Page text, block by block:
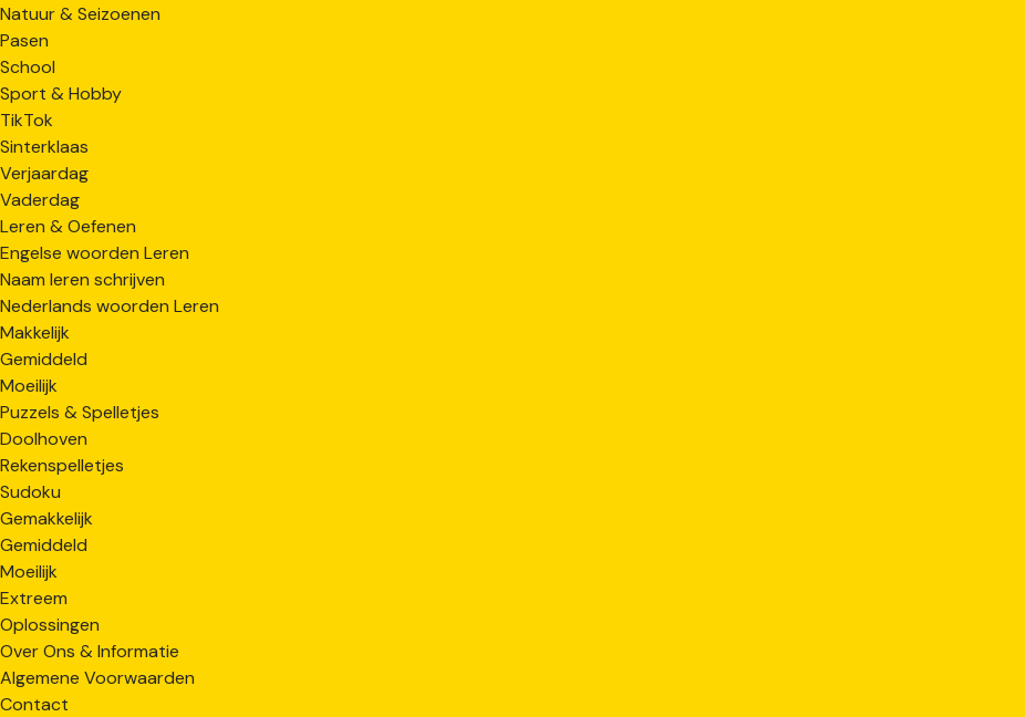
Natuur & Seizoenen
Pasen
School
Sport & Hobby
TikTok
Sinterklaas
Verjaardag
Vaderdag
Leren & Oefenen
Engelse woorden Leren
Naam leren schrijven
Nederlands woorden Leren
Makkelijk
Gemiddeld
Moeilijk
Puzzels & Spelletjes
Doolhoven
Rekenspelletjes
Sudoku
Gemakkelijk
Gemiddeld
Moeilijk
Extreem
Oplossingen
Over Ons & Informatie
Algemene Voorwaarden
Contact